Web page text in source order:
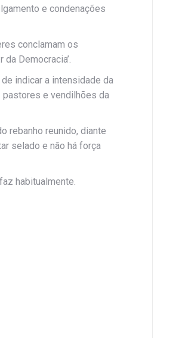
e condenações
conclamam os
Democracia’.
indicar a intensidade da
e vendilhões da
rebanho reunido, diante
selado e não há força
habitualmente.